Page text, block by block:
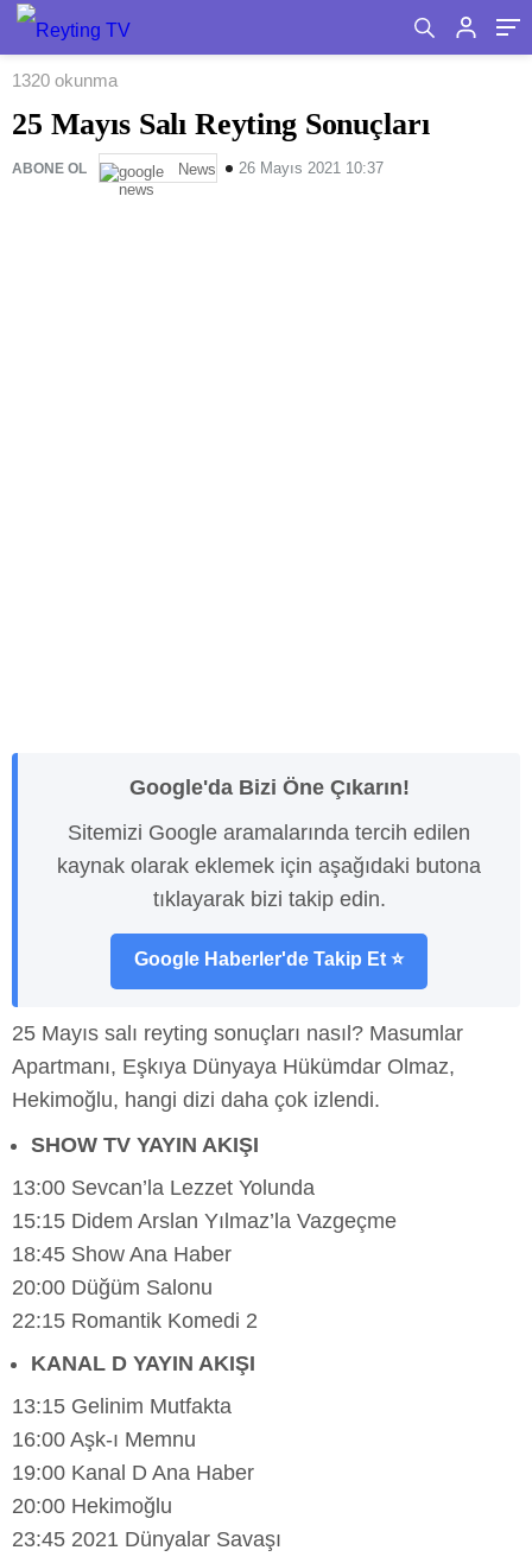
1320 okunma
25 Mayıs Salı Reyting Sonuçları
ABONE OL News 26 Mayıs 2021 10:37
Google'da Bizi Öne Çıkarın!
Sitemizi Google aramalarında tercih edilen
kaynak olarak eklemek için aşağıdaki butona
tıklayarak bizi takip edin.
Google Haberler'de Takip Et ⭐
25 Mayıs salı reyting sonuçları nasıl? Masumlar
Apartmanı, Eşkıya Dünyaya Hükümdar Olmaz,
Hekimoğlu, hangi dizi daha çok izlendi.
SHOW TV YAYIN AKIŞI
13:00 Sevcan’la Lezzet Yolunda
15:15 Didem Arslan Yılmaz’la Vazgeçme
18:45 Show Ana Haber
20:00 Düğüm Salonu
22:15 Romantik Komedi 2
KANAL D YAYIN AKIŞI
13:15 Gelinim Mutfakta
16:00 Aşk-ı Memnu
19:00 Kanal D Ana Haber
20:00 Hekimoğlu
23:45 2021 Dünyalar Savaşı